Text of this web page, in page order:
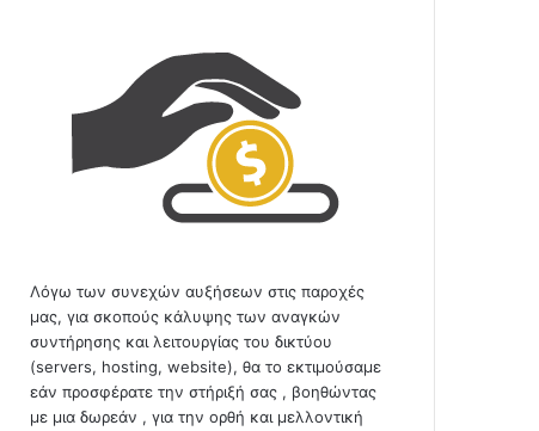
Λόγω των συνεχών αυξήσεων στις παροχές
μας, για σκοπούς κάλυψης των αναγκών
συντήρησης και λειτουργίας του δικτύου
(servers, hosting, website), θα το εκτιμούσαμε
εάν προσφέρατε την στήριξή σας , βοηθώντας
με μια δωρεάν , για την ορθή και μελλοντική